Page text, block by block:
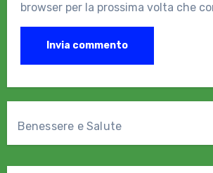
browser per la prossima volta che
Benessere e Salute